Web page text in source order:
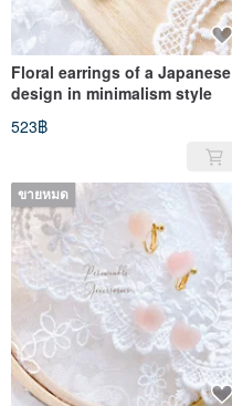
Floral earrings of a Japanese
design in minimalism style
523฿
ขายหมด